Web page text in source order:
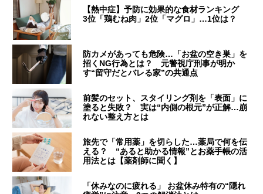
【熱中症】予防に効果的な食材ランキング
3位「鶏むね肉」2位「マグロ」…1位は？
防カメがあっても危険…「お盆の空き巣」を
招くNG行為とは？ 元警視庁刑事が明か
す“留守だとバレる家”の共通点
前髪のセット、スタイリング剤を「表面」に
塗ると失敗？ 実は“内側の根元”が正解…崩
れない整え方とは
旅先で「常用薬」を切らした…薬局で何を伝
える？ “あると助かる情報”とお薬手帳の活
用法とは【薬剤師に聞く】
「休みなのに疲れる」 お盆休み特有の“隠れ